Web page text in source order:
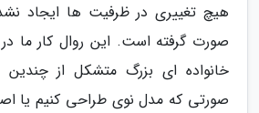
هیچ تغییری در ظرفیت ها ایجاد
صورت گرفته است. این روال کار ما
خانواده ای بزرگ متشکل از چندین
صورتی که مدل نوی طراحی کنیم یا